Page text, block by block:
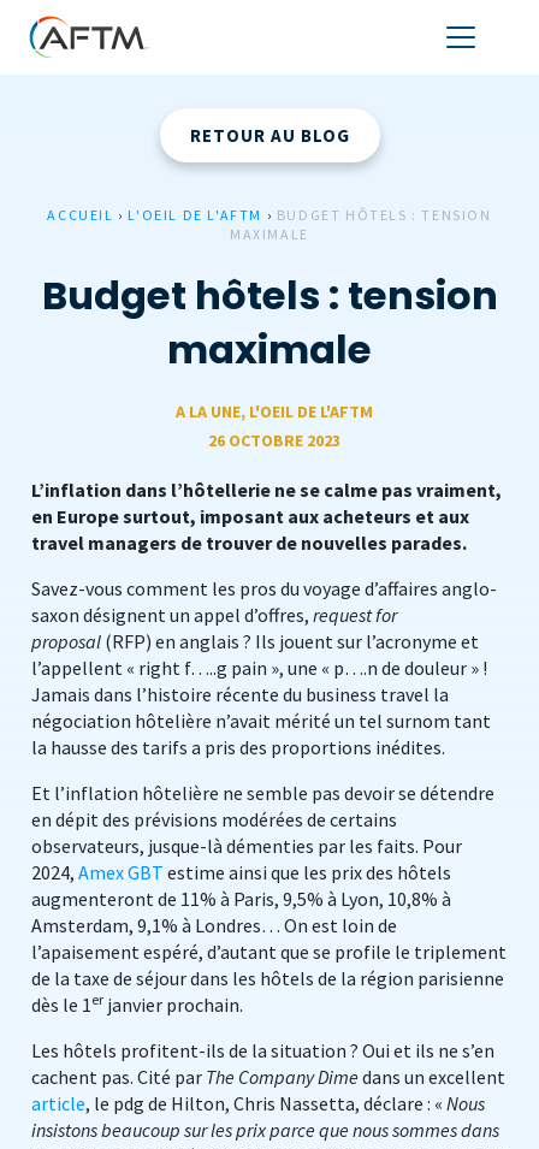
RETOUR AU BLOG
ACCUEIL › L'OEIL DE L'AFTM › BUDGET HÔTELS : TENSION
MAXIMALE
Budget hôtels : tension
maximale
A LA UNE, L'OEIL DE L'AFTM
26 OCTOBRE 2023
L’inflation dans l’hôtellerie ne se calme pas vraiment,
en Europe surtout, imposant aux acheteurs et aux
travel managers de trouver de nouvelles parades.
Savez-vous comment les pros du voyage d’affaires anglo-
saxon désignent un appel d’offres, request for
proposal (RFP) en anglais ? Ils jouent sur l’acronyme et
l’appellent « right f…..g pain », une « p….n de douleur » !
Jamais dans l’histoire récente du business travel la
négociation hôtelière n’avait mérité un tel surnom tant
la hausse des tarifs a pris des proportions inédites.
Et l’inflation hôtelière ne semble pas devoir se détendre
en dépit des prévisions modérées de certains
observateurs, jusque-là démenties par les faits. Pour
2024, Amex GBT estime ainsi que les prix des hôtels
augmenteront de 11% à Paris, 9,5% à Lyon, 10,8% à
Amsterdam, 9,1% à Londres… On est loin de
l’apaisement espéré, d’autant que se profile le triplement
de la taxe de séjour dans les hôtels de la région parisienne
dès le 1er janvier prochain.
Les hôtels profitent-ils de la situation ? Oui et ils ne s’en
cachent pas. Cité par The Company Dime dans un excellent
article, le pdg de Hilton, Chris Nassetta, déclare : « Nous
insistons beaucoup sur les prix parce que nous sommes dans